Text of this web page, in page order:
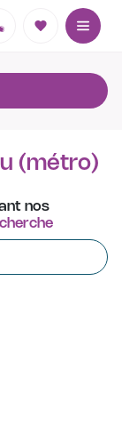
(métro)
nos